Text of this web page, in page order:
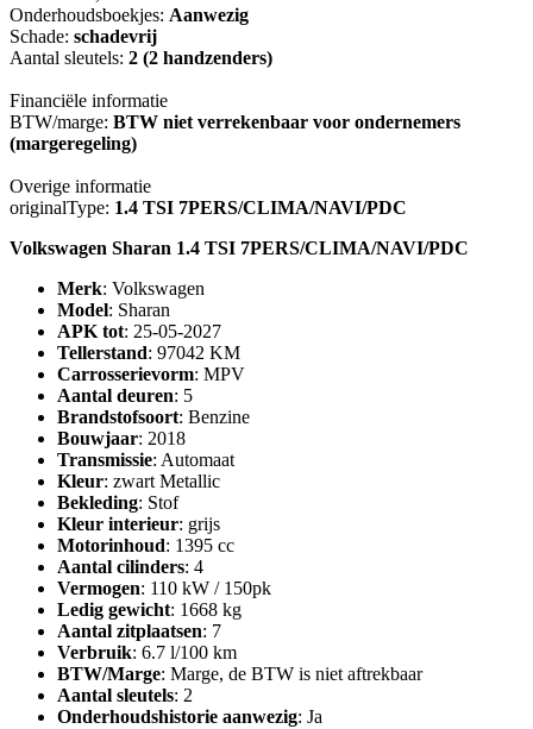
Onderhoudsboekjes: Aanwezig
Schade: schadevrij
Aantal sleutels: 2 (2 handzenders)
Financiële informatie
BTW/marge: BTW niet verrekenbaar voor ondernemers
(margeregeling)
Overige informatie
originalType: 1.4 TSI 7PERS/CLIMA/NAVI/PDC
Volkswagen Sharan 1.4 TSI 7PERS/CLIMA/NAVI/PDC
Merk: Volkswagen
Model: Sharan
APK tot: 25-05-2027
Tellerstand: 97042 KM
Carrosserievorm: MPV
Aantal deuren: 5
Brandstofsoort: Benzine
Bouwjaar: 2018
Transmissie: Automaat
Kleur: zwart Metallic
Bekleding: Stof
Kleur interieur: grijs
Motorinhoud: 1395 cc
Aantal cilinders: 4
Vermogen: 110 kW / 150pk
Ledig gewicht: 1668 kg
Aantal zitplaatsen: 7
Verbruik: 6.7 l/100 km
BTW/Marge: Marge, de BTW is niet aftrekbaar
Aantal sleutels: 2
Onderhoudshistorie aanwezig: Ja